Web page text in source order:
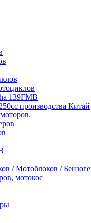
139FMB
производства Китай
/ Мотоблоков /
мотокос